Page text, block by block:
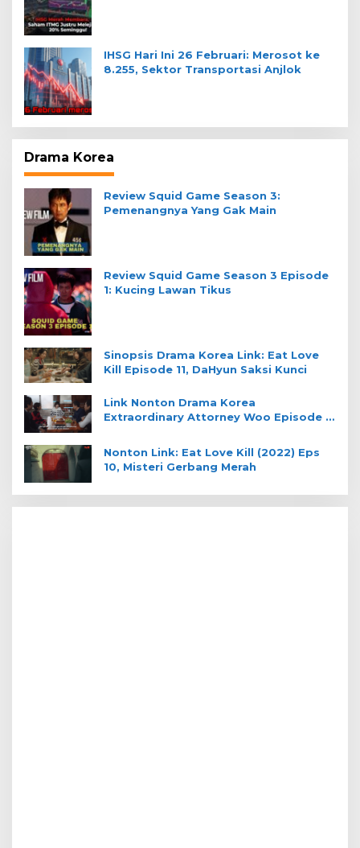
IHSG Hari Ini 26 Februari: Merosot ke
8.255, Sektor Transportasi Anjlok
Drama Korea
Review Squid Game Season 3:
Pemenangnya Yang Gak Main
Review Squid Game Season 3 Episode
1: Kucing Lawan Tikus
Sinopsis Drama Korea Link: Eat Love
Kill Episode 11, DaHyun Saksi Kunci
Link Nonton Drama Korea
Extraordinary Attorney Woo Episode 4
Nonton Link: Eat Love Kill (2022) Eps
10, Misteri Gerbang Merah